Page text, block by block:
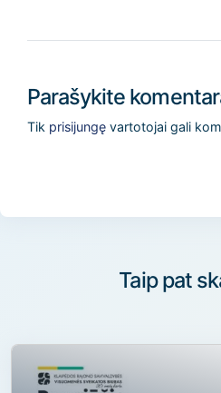
Parašykite
Tik prisijungęvartotojai gali
Taip pat